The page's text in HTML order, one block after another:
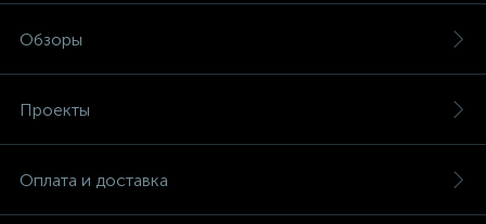
Обзоры
Проекты
Оплата и доставка